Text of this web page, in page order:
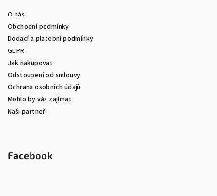
O nás
Obchodní podmínky
Dodací a platební podmínky
GDPR
Jak nakupovat
Odstoupení od smlouvy
Ochrana osobních údajů
Mohlo by vás zajímat
Naši partneři
Facebook